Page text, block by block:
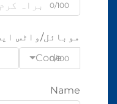
0/100
موبائل/واٹس
Code
0/100
Name